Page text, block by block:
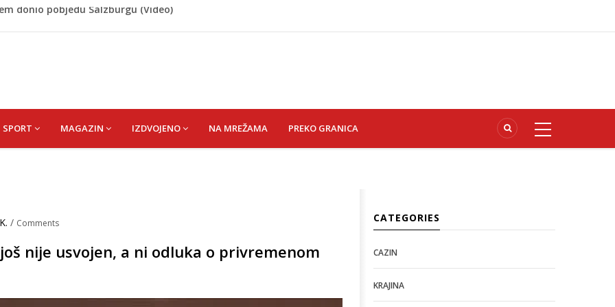
obilježena 31. godišnjica deblokade Unsko-sanskog
Vatrogasci nadljudskim naporima spriječili veću
donio pobjedu Salzburgu (Video)
SPORT MAGAZIN IZDVOJENO NA MREŽAMA PREKO GRANICA
/ Comments
nije usvojen, a ni odluka o privremenom
CATEGORIES
CAZIN
KRAJINA